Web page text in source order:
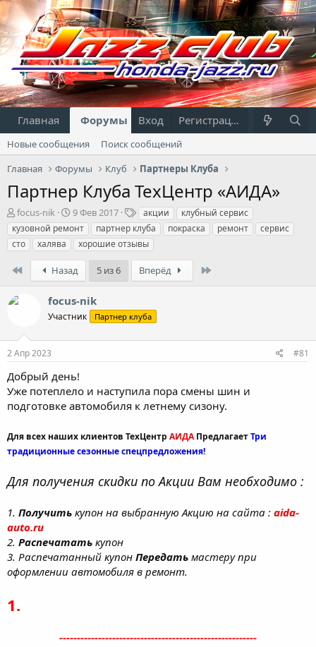
Главная Форумы Что нового?
Вход Регистрация
Новые сообщения
Поиск сообщений
Главная
Форумы Клуб Партнеры Клуба
Партнер Клуба ТехЦентр «АИДА»
А
в
т
о
т
м
focus-nik
Д
а
т
а
н
а
а
л
9 Фев 2017
Т
е
г
и
акции
клубный сервис
кузовной ремонт
партнер клуба покраска ремонт
сервис
сто
халява хорошие отзывы
Назад 5 из 6 Вперёд
focus-nik
Участник Партнер клуба
2 Апр 2023 #81
Добрый день!
Уже потеплело и наступила пора смены шин и
подготовке автомобиля к летнему сизону.
Для всех наших клиентов ТехЦентр АИДАПредлагаетТри
традиционные сезонные спецпредложения!
Для получения скидки по Акции Вам необходимо :
1. Получить купон на выбранную Акцию на сайта : aida-
auto.ru
2. Распечатать купон
3. Распечатанный купон Передать мастеру при
оформлении автомобиля в ремонт.
1.
--------------------------------------------------------